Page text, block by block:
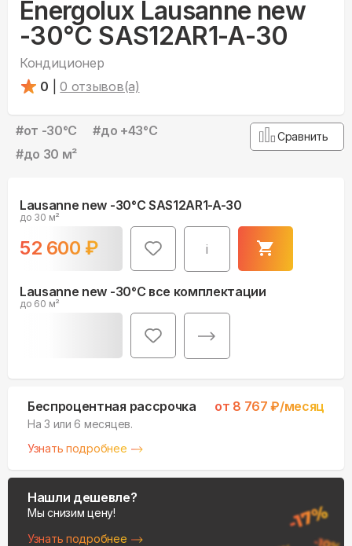
Energolux Lausanne new
-30°С SAS12AR1-A-30
Кондиционер
0
0 отзывов(а)
#от -30°С #до +43°С
#до 30 м²
Сравнить
Lausanne new -30°С SAS12AR1-A-30
до 30 м²
52 600 ₽ i
Lausanne new -30°С все комплектации
до 60 м²
Беспроцентная рассрочка от 8 767 ₽/месяц
На 3 или 6 месяцев.
Узнать подробнее
Нашли дешевле?
Мы снизим цену!
Узнать подробнее